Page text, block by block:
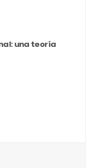
una teoría